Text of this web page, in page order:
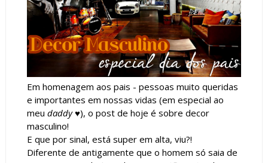
Em homenagem aos pais - pessoas muito queridas
e importantes em nossas vidas (em especial ao
meu daddy♥), o post de hoje é sobre decor
masculino!
E que por sinal, está super em alta, viu?!
Diferente de antigamente que o homem só saia de